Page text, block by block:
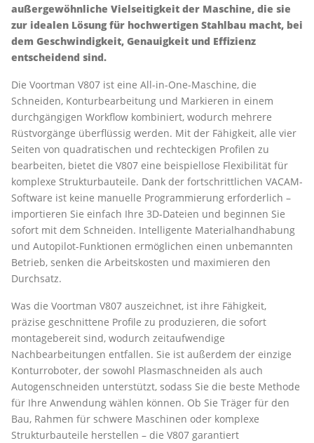
außergewöhnliche Vielseitigkeit der Maschine, die sie
zur idealen Lösung für hochwertigen Stahlbau macht, bei
dem Geschwindigkeit, Genauigkeit und Effizienz
entscheidend sind.
Die Voortman V807 ist eine All-in-One-Maschine, die
Schneiden, Konturbearbeitung und Markieren in einem
durchgängigen Workflow kombiniert, wodurch mehrere
Rüstvorgänge überflüssig werden. Mit der Fähigkeit, alle vier
Seiten von quadratischen und rechteckigen Profilen zu
bearbeiten, bietet die V807 eine beispiellose Flexibilität für
komplexe Strukturbauteile. Dank der fortschrittlichen VACAM-
Software ist keine manuelle Programmierung erforderlich –
importieren Sie einfach Ihre 3D-Dateien und beginnen Sie
sofort mit dem Schneiden. Intelligente Materialhandhabung
und Autopilot-Funktionen ermöglichen einen unbemannten
Betrieb, senken die Arbeitskosten und maximieren den
Durchsatz.
Was die Voortman V807 auszeichnet, ist ihre Fähigkeit,
präzise geschnittene Profile zu produzieren, die sofort
montagebereit sind, wodurch zeitaufwendige
Nachbearbeitungen entfallen. Sie ist außerdem der einzige
Konturroboter, der sowohl Plasmaschneiden als auch
Autogenschneiden unterstützt, sodass Sie die beste Methode
für Ihre Anwendung wählen können. Ob Sie Träger für den
Bau, Rahmen für schwere Maschinen oder komplexe
Strukturbauteile herstellen – die V807 garantiert